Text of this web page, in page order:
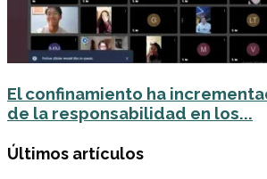
El confinamiento ha
de la responsabilidad en los...
Últimos artículos